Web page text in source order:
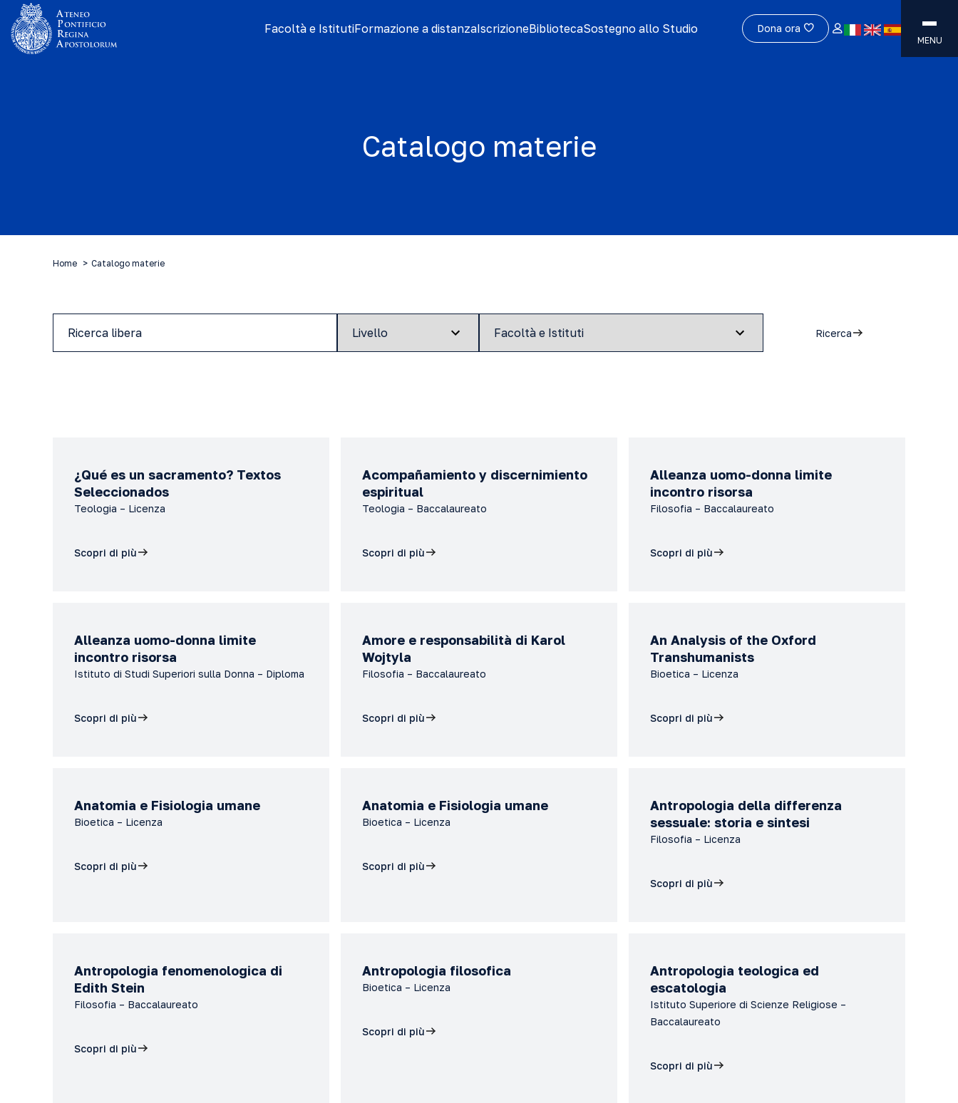
Facoltà e IstitutiFormazione a distanzaIscrizioneBibliotecaSostegno allo Studio Dona ora
MENU
Catalogo materie
Home Catalogo materie
Ricerca
¿Qué es un sacramento? Textos
Seleccionados
Teologia – Licenza
Scopri di più
Acompañamiento y discernimiento
espiritual
Teologia – Baccalaureato
Scopri di più
Alleanza uomo-donna limite
incontro risorsa
Filosofia – Baccalaureato
Scopri di più
Alleanza uomo-donna limite
incontro risorsa
Istituto di Studi Superiori sulla Donna – Diploma
Scopri di più
Amore e responsabilità di Karol
Wojtyla
Filosofia – Baccalaureato
Scopri di più
An Analysis of the Oxford
Transhumanists
Bioetica – Licenza
Scopri di più
Anatomia e Fisiologia umane
Bioetica – Licenza
Scopri di più
Anatomia e Fisiologia umane
Bioetica – Licenza
Scopri di più
Antropologia della differenza
sessuale: storia e sintesi
Filosofia – Licenza
Scopri di più
Antropologia fenomenologica di
Edith Stein
Filosofia – Baccalaureato
Scopri di più
Antropologia filosofica
Bioetica – Licenza
Scopri di più
Antropologia teologica ed
escatologia
Istituto Superiore di Scienze Religiose –
Baccalaureato
Scopri di più